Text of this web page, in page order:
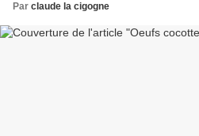
Par claude la cigogne